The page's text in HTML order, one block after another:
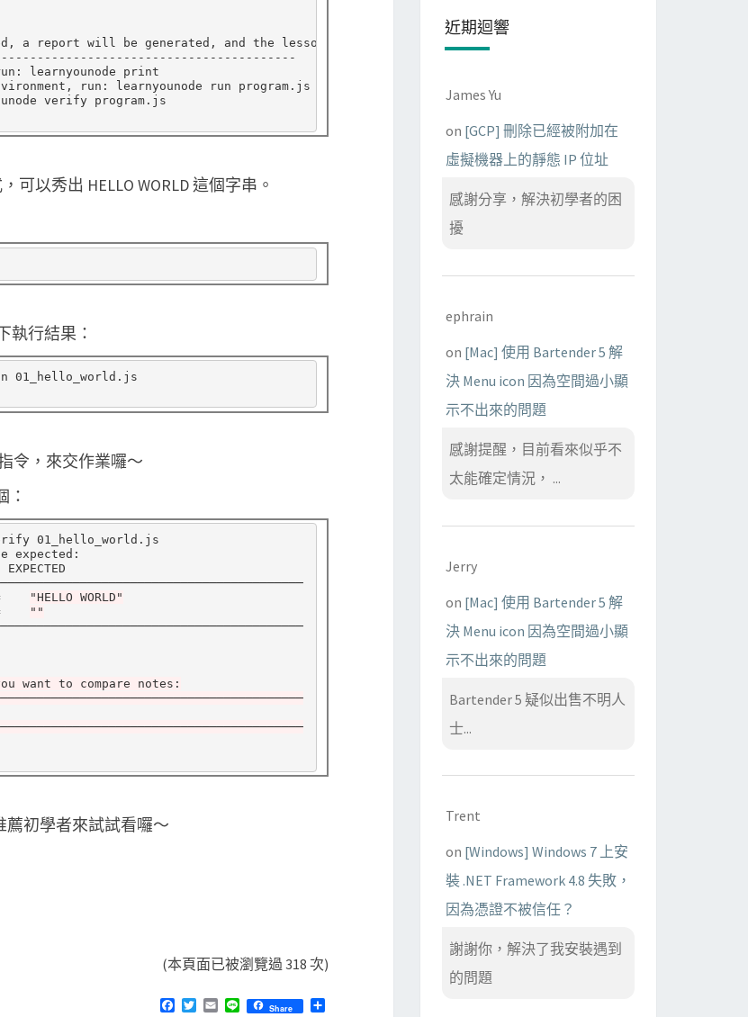
a report will be generated, and the lesson will be marked
learnyounode print
run: learnyounode run program.js
verify program.js
以秀出 HELLO WORLD 這個字串。
執行結果：
01_hello_world.js
令，來交作業囉～
：
01_hello_world.js
expected:
────────────────────────────────────────────────────────────────────────────────
"HELLO WORLD"
""
to compare notes:
薦初學者來試試看囉～
(本頁面已被瀏覽過 318 次)
F
T
E
L
Share
分
近期迴響
James Yu
on [GCP] 刪除已經被附加在
虛擬機器上的靜態 IP 位址
感謝分享，解決初學者的困
擾
ephrain
on [Mac] 使用 Bartender 5 解
決 Menu icon 因為空間過小顯
示不出來的問題
感謝提醒，目前看來似乎不
太能確定情況， ...
Jerry
on [Mac] 使用 Bartender 5 解
決 Menu icon 因為空間過小顯
示不出來的問題
Bartender 5 疑似出售不明人
士...
Trent
on [Windows] Windows 7 上安
裝 .NET Framework 4.8 失敗，
因為憑證不被信任？
謝謝你，解決了我安裝遇到
的問題